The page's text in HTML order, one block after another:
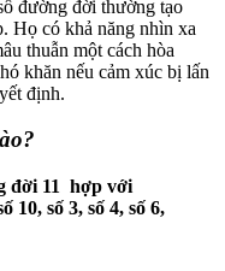
đường đời thường tạo
Họ có khả năng nhìn xa
thuẫn một cách hòa
khăn nếu cảm xúc bị lấn
định.
đời 11 hợp với
10, số 3, số 4, số 6,